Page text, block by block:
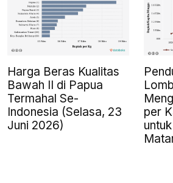
Harga Beras Kualitas
Bawah II di Papua
Termahal Se-
Indonesia (Selasa, 23
Juni 2026)
per